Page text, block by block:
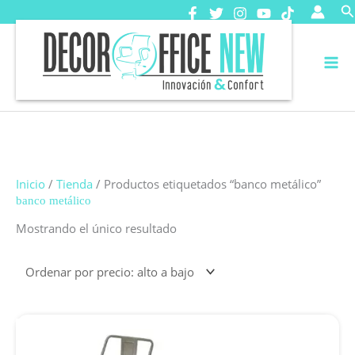
al
Inicio / Tienda / Productos etiquetados “banco metálico”
banco metálico
Mostrando el único resultado